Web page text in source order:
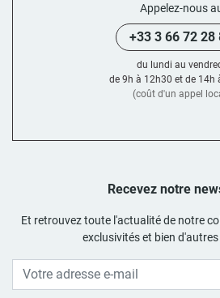
Recevez notre
Et retrouvez toute l'actualité de notre
exclusivités et bien
Appelez-nous
+33 3 66 72 28
du lundi au
de 9h à 12h30 et de 14h
(coût d'un appel